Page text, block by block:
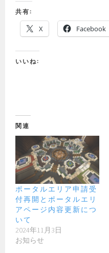
共有:
X Facebook
いいね:
関連
ポータルエリア申請受
付再開とポータルエリ
アページ内容更新につ
いて
2024年11月3日
お知らせ